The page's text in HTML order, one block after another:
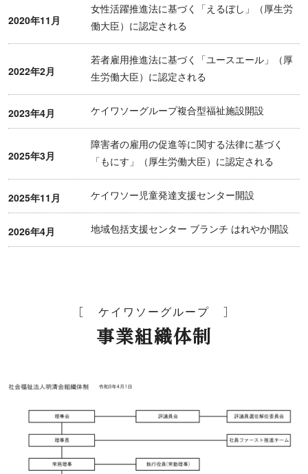
2020年11月
女性活躍推進法に基づく「えるぼし」（厚生労
働大臣）に認定される
2022年2月
若者雇用推進法に基づく「ユースエール」（厚
生労働大臣）に認定される
2023年4月 ケイワソーグループ複合型福祉施設開設
2025年3月
障害者の雇用の促進等に関する法律に基づく
「もにす」（厚生労働大臣）に認定される
2025年11月 ケイワソー児童発達支援センター開設
2026年4月 地域包括支援センター ブランチ はれやか開設
ケイワソーグループ
事業組織体制